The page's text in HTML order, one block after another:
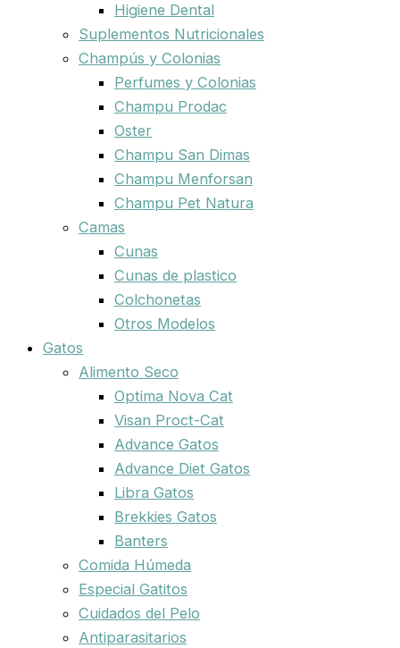
Higiene Dental
Suplementos Nutricionales
Champús y Colonias
Perfumes y Colonias
Champu Prodac
Oster
Champu San Dimas
Champu Menforsan
Champu Pet Natura
Camas
Cunas
Cunas de plastico
Colchonetas
Otros Modelos
Gatos
Alimento Seco
Optima Nova Cat
Visan Proct-Cat
Advance Gatos
Advance Diet Gatos
Libra Gatos
Brekkies Gatos
Banters
Comida Húmeda
Especial Gatitos
Cuidados del Pelo
Antiparasitarios